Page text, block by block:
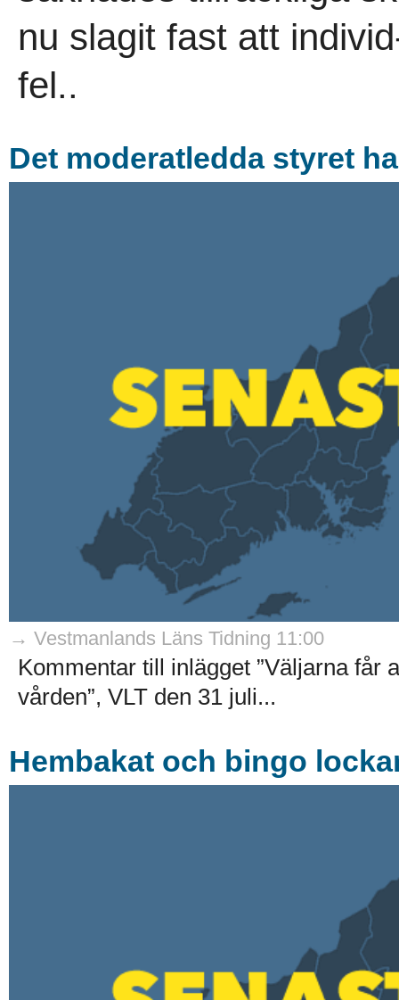
nu slagit fast att
fel..
Det moderatledda styret
→ Vestmanlands Läns Tidning 11:00
Kommentar till inlägget ”Väljarna får
vården”, VLT den 31 juli...
Hembakat och bingo